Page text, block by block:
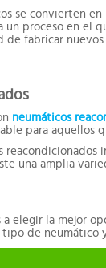
se convierten
un proceso en el
de fabricar nuevos
neumáticos
para aquellos
una amplia
a elegir la mejor
de neumático